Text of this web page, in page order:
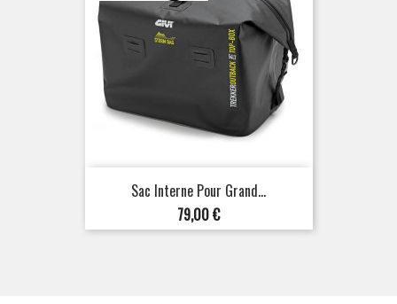
Sac Interne Pour Grand...
Prix
79,00 €